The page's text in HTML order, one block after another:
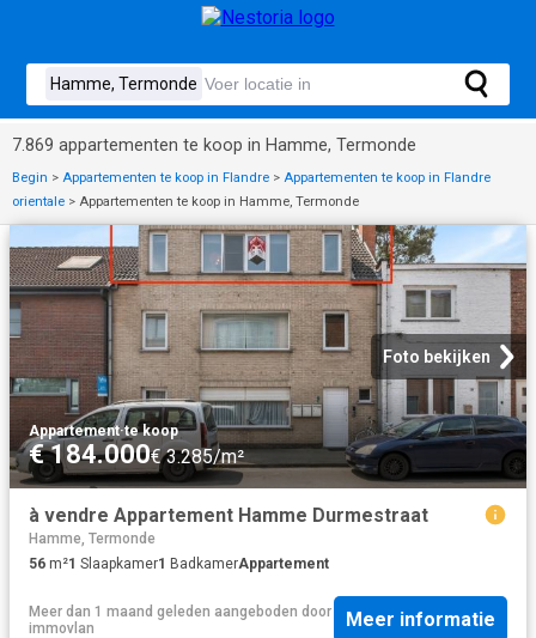
7.869 appartementen te koop in Hamme, Termonde
Begin > Appartementen te koop in Flandre > Appartementen te koop in Flandre
orientale > Appartementen te koop in Hamme, Termonde
Foto bekijken
Appartement·te koop
€ 184.000€ 3.285/m²
à vendre Appartement Hamme Durmestraat
Hamme, Termonde
56 m²1 Slaapkamer1 BadkamerAppartement
Meer dan 1 maand geleden aangeboden door
immovlan
Meer informatie